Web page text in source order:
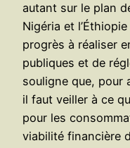
autant sur le plan
Nigéria et
progrès à réaliser
publiques et de
souligne que, pour
il faut veiller à ce
pour les
viabilité financière